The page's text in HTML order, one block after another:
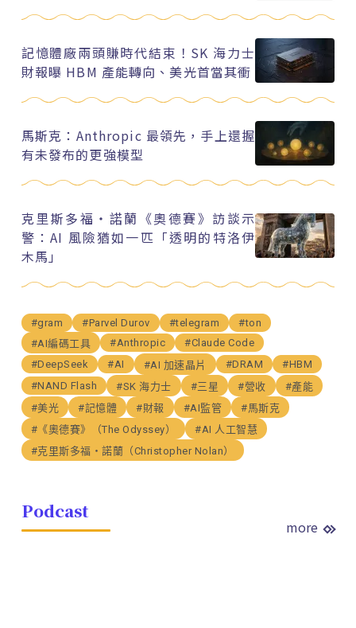
記憶體廠兩頭賺時代結束！SK 海力士
財報曝 HBM 產能轉向、美光首當其衝
馬斯克：Anthropic 最領先，手上還握
有未發布的更強模型
克里斯多福・諾蘭《奧德賽》訪談示
警：AI 風險猶如一匹「透明的特洛伊
木馬」
#gram #Parvel Durov #telegram
#ton
#AI編碼工具
#Anthropic
#Claude Code
#DeepSeek
#AI #AI 加速晶片 #DRAM
#HBM
#NAND Flash
#SK 海力士 #三星 #營收
#產能
#美光
#記憶體 #財報 #AI監管
#馬斯克
#《奧德賽》（The Odyssey）
#AI 人工智慧
#克里斯多福・諾蘭（Christopher Nolan）
Podcast
more